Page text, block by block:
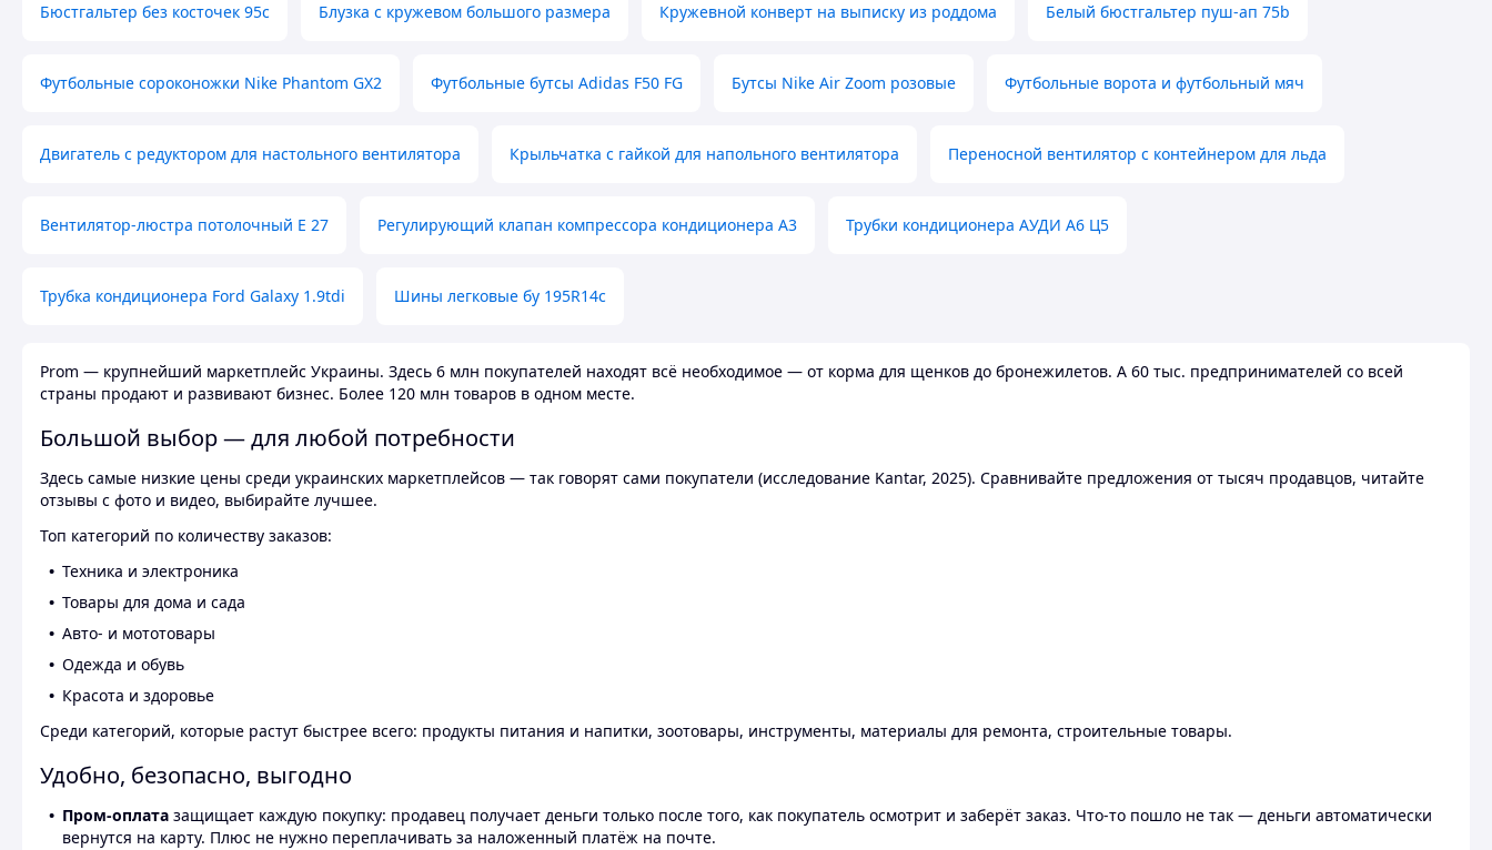
Бюстгальтер без косточек 95с Блузка с кружевом большого размера Кружевной конверт на выписку из роддома Белый бюстгальтер пуш-ап 75b
Футбольные сороконожки Nike Phantom GX2 Футбольные бутсы Adidas F50 FG Бутсы Nike Air Zoom розовые Футбольные ворота и футбольный мяч
Двигатель с редуктором для настольного вентилятора Крыльчатка с гайкой для напольного вентилятора Переносной вентилятор с контейнером для льда
Вентилятор-люстра потолочный E 27 Регулирующий клапан компрессора кондиционера А3 Трубки кондиционера АУДИ А6 Ц5
Трубка кондиционера Ford Galaxy 1.9tdi Шины легковые бу 195R14c
Prom — крупнейший маркетплейс Украины. Здесь 6 млн покупателей находят всё необходимое — от корма для щенков до бронежилетов. А 60 тыс. предпринимателей со всей
страны продают и развивают бизнес. Более 120 млн товаров в одном месте.
Большой выбор — для любой потребности
Здесь самые низкие цены среди украинских маркетплейсов — так говорят сами покупатели (исследование Kantar, 2025). Сравнивайте предложения от тысяч продавцов, читайте
отзывы с фото и видео, выбирайте лучшее.
Топ категорий по количеству заказов:
Техника и электроника
Товары для дома и сада
Авто- и мототовары
Одежда и обувь
Красота и здоровье
Среди категорий, которые растут быстрее всего: продукты питания и напитки, зоотовары, инструменты, материалы для ремонта, строительные товары.
Удобно, безопасно, выгодно
Пром-оплата защищает каждую покупку: продавец получает деньги только после того, как покупатель осмотрит и заберёт заказ. Что-то пошло не так — деньги автоматически
вернутся на карту. Плюс не нужно переплачивать за наложенный платёж на почте.